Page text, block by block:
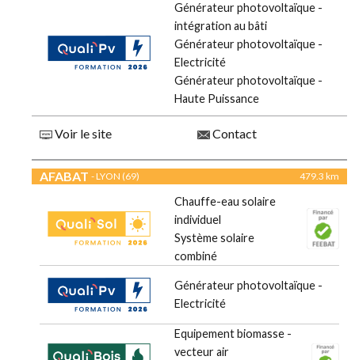
Générateur photovoltaïque -
intégration au bâti
Générateur photovoltaïque -
Electricité
Générateur photovoltaïque -
Haute Puissance
Voir le site Contact
AFABAT - LYON (69) 479.3 km
Chauffe-eau solaire
individuel
Système solaire
combiné
Générateur photovoltaïque -
Electricité
Equipement biomasse -
vecteur air